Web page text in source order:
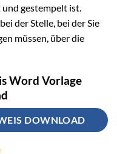
gestempelt ist.
der Stelle, bei der Sie
müssen, über die
Word Vorlage
DOWNLOAD